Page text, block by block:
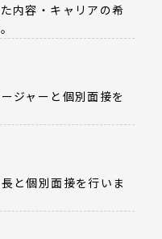
内容・キャリアの希
ジャーと個別面接を
と個別面接を行いま